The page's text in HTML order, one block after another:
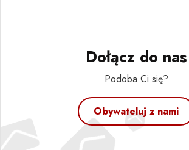
Dołącz do nas
Podoba Ci się?
Obywateluj z nami